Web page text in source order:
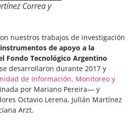
Correa y
nuestros trabajos de investigación
de apoyo a la
Fondo Tecnológico Argentino
desarrollaron durante 2017 y
de Información, Monitoreo y
por Mariano Pereira— y
Octavio Lerena, Julián Martínez
Arzt.